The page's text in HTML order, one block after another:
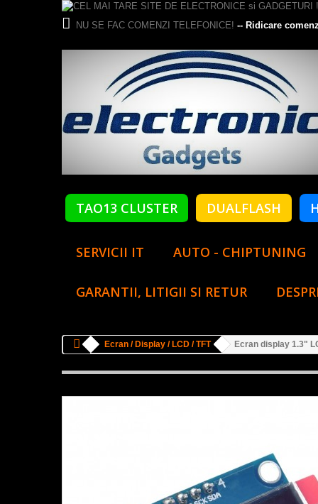
NU SE FAC COMENZI TELEFONICE! -- Ridicare
TAO13 CLUSTER DUALFLASH
SERVICII IT AUTO - CHIPTUNING
GARANTII, LITIGII SI RETUR
Ecran / Display / LCD / TFT Ecran display 1.3"